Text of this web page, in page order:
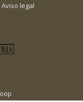
Aviso legal